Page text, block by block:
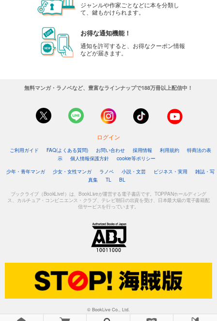
ジャンルや作家ごとなどに本を分類し
て、鍵もかけられます。
お得な通知機能！
通知を許可すると、お得なクーポン情報
などが届きます。
無料マンガ・ラノベなど、豊富なラインナップで188万冊以上配信中！
ログイン
ご利用ガイド FAQ(よくある質問) お問い合わせ 採用情報 利用規約
特商法の表
示
個人情報保護方針
cookie等ポリシー
少年・青年マンガ
少女・女性マンガ ラノベ 小説・文芸 ビジネス・実用
雑誌・写
真集
TL BL
ブックライブ（BookLive!）は、BookLiveが運営する電子書店です。TOPPANホールディング
ス、カルチュア・コンビニエンス・クラブ、テレビ朝日の出資を受け、日本最大級の電子書籍配
信サービスを行っています。
© BookLive Co., Ltd.